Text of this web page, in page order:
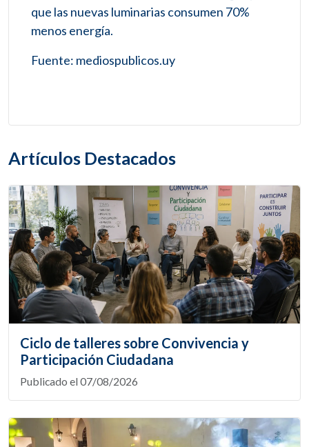
que las nuevas luminarias consumen 70%
menos energía.
Fuente: mediospublicos.uy
Artículos Destacados
Ciclo de talleres sobre Convivencia y
Participación Ciudadana
Publicado el 07/08/2026